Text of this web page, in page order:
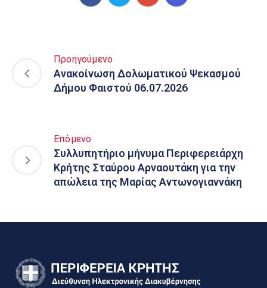
Προηγούμενο
Ανακοίνωση Δολωματικού Ψεκασμού
Δήμου Φαιστού 06.07.2026
Επόμενο
Συλλυπητήριο μήνυμα Περιφερειάρχη
Κρήτης Σταύρου Αρναουτάκη για την
απώλεια της Μαρίας Αντωνογιαννάκη